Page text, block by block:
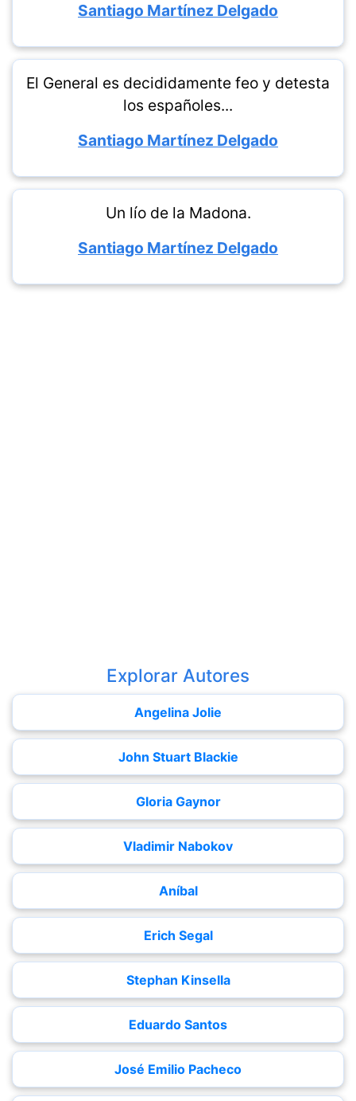
Santiago Martínez Delgado
El General es decididamente feo y detesta
los españoles...
Santiago Martínez Delgado
Un lío de la Madona.
Santiago Martínez Delgado
Explorar Autores
Angelina Jolie
John Stuart Blackie
Gloria Gaynor
Vladimir Nabokov
Aníbal
Erich Segal
Stephan Kinsella
Eduardo Santos
José Emilio Pacheco